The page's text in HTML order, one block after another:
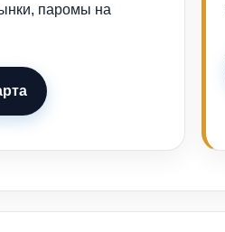
паромы на